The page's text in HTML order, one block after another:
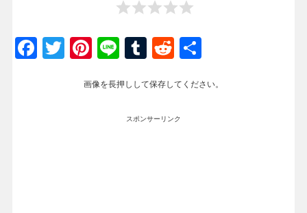
Facebook
Twitter
Pinterest
LineTumblr
Reddit
画像を長押しして保存してください。
スポンサーリンク